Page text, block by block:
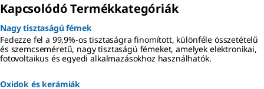
Kapcsolódó Termékkategóriák
Nagy tisztaságú fémek
Fedezze fel a 99,9%-os tisztaságra finomított, különféle összetételű
és szemcseméretű, nagy tisztaságú fémeket, amelyek elektronikai,
fotovoltaikus és egyedi alkalmazásokhoz használhatók.
Oxidok és kerámiák